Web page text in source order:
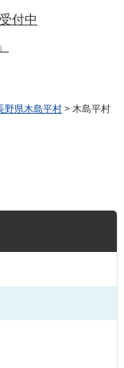
付中
野県木島平村 > 木島平村